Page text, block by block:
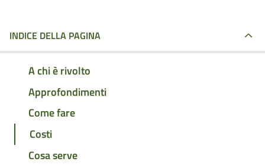
INDICE DELLA PAGINA
A chi è rivolto
Approfondimenti
Come fare
Costi
Cosa serve